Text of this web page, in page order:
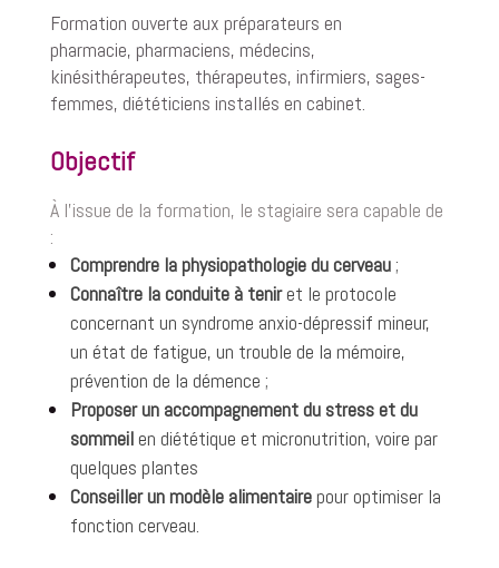
Formation ouverte aux préparateurs en
pharmacie, pharmaciens, médecins,
kinésithérapeutes, thérapeutes, infirmiers, sages-
femmes, diététiciens installés en cabinet.
Objectif
À l’issue de la formation, le stagiaire sera capable de
:
Comprendre la physiopathologie du cerveau;
Connaître la conduite à teniret le protocole
concernant un syndrome anxio-dépressif mineur,
un état de fatigue, un trouble de la mémoire,
prévention de la démence ;
Proposer un accompagnement du stress et du
sommeilen diététique et micronutrition, voire par
quelques plantes
Conseiller un modèle alimentairepour optimiser la
fonction cerveau.